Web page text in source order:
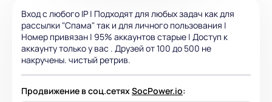
Вход с любого IP | Подходят для любых задач как для
рассылки "Спама" так и для личного пользования |
Номер привязан | 95% аккаунтов старые | Доступ к
аккаунту только у вас . Друзей от 100 до 500 не
накручены. чистый ретрив.
Продвижение в соц.сетяхSocPower.io: